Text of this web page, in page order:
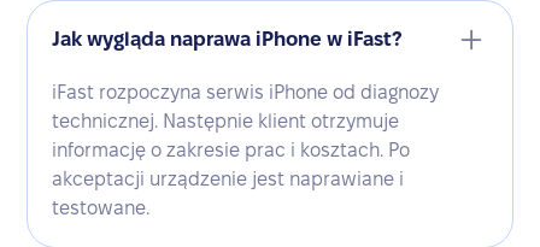
Jak wygląda naprawa iPhone w iFast?
iFast rozpoczyna serwis iPhone od diagnozy
technicznej. Następnie klient otrzymuje
informację o zakresie prac i kosztach. Po
akceptacji urządzenie jest naprawiane i
testowane.